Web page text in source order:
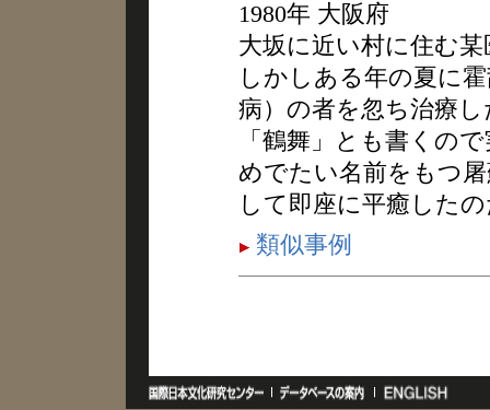
1980年 大阪府
大坂に近い村に住む
しかしある年の夏に
病）の者を忽ち治療
「鶴舞」とも書くの
めでたい名前をもつ
して即座に平癒した
類似事例